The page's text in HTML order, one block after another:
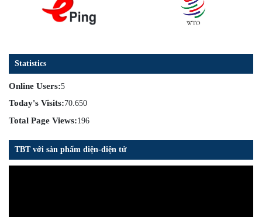
Statistics
Online Users:5
Today's Visits:70.650
Total Page Views:196
TBT với sản phẩm điện-điện tử